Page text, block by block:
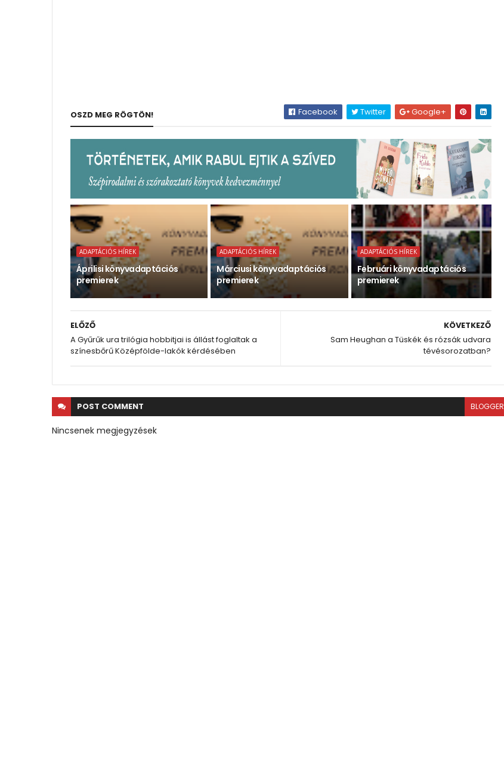
OSZD MEG RÖGTÖN! Facebook Twitter Google+
ADAPTÁCIÓS HÍREK
Áprilisi könyvadaptációs
premierek
ADAPTÁCIÓS HÍREK
Márciusi könyvadaptációs
premierek
ADAPTÁCIÓS HÍREK
Februári könyvadaptációs
premierek
KÖVETKEZŐ
Sam Heughan a Tüskék és rózsák udvara
tévésorozatban?
ELŐZŐ
A Gyűrűk ura trilógia hobbitjai is állást foglaltak a
színesbőrű Középfölde-lakók kérdésében
POST COMMENT BLOGGER
Nincsenek megjegyzések